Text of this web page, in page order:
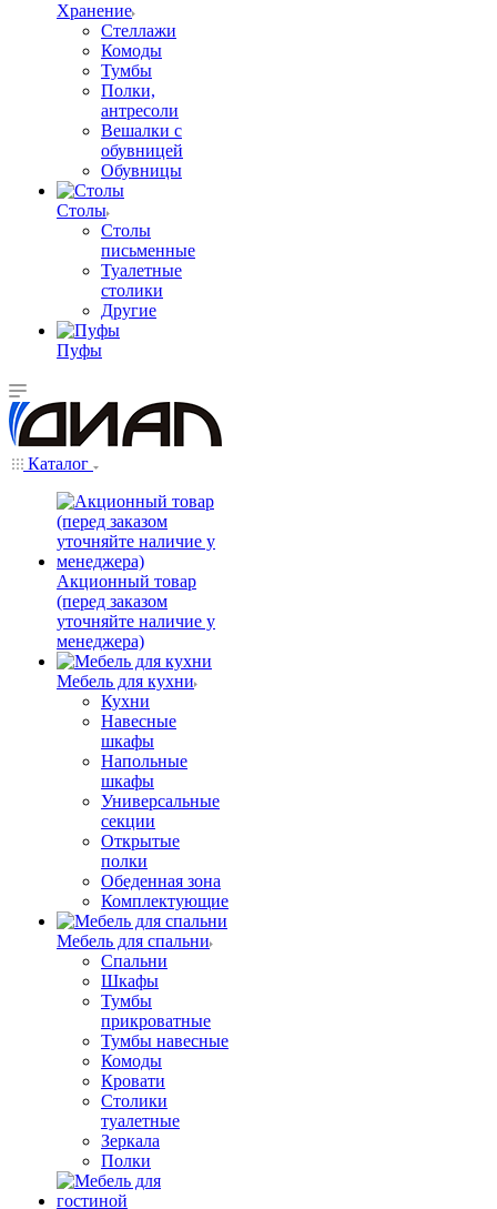
Хранение
Стеллажи
Комоды
Тумбы
Полки,
антресоли
Вешалки с
обувницей
Обувницы
Столы
Столы
письменные
Туалетные
столики
Другие
Пуфы
Каталог
Акционный товар
(перед заказом
уточняйте наличие у
менеджера)
Мебель для кухни
Кухни
Навесные
шкафы
Напольные
шкафы
Универсальные
секции
Открытые
полки
Обеденная зона
Комплектующие
Мебель для спальни
Спальни
Шкафы
Тумбы
прикроватные
Тумбы навесные
Комоды
Кровати
Столики
туалетные
Зеркала
Полки